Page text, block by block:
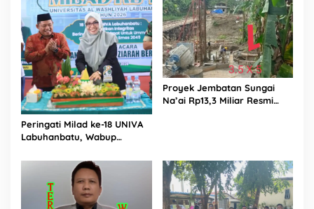
PPK Bungkam
Peringati Milad ke-18 UNIVA
Labuhanbatu, Wabup
Unggul Menuju Indonesia
Proyek Jembatan Sungai
Na’ai Rp13,3 Miliar Resmi